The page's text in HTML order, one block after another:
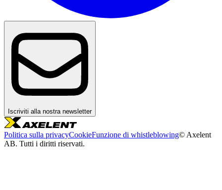
Iscriviti alla nostra newsletter
Politica sulla privacyCookieFunzione di whistleblowing© Axelent
AB. Tutti i diritti riservati.